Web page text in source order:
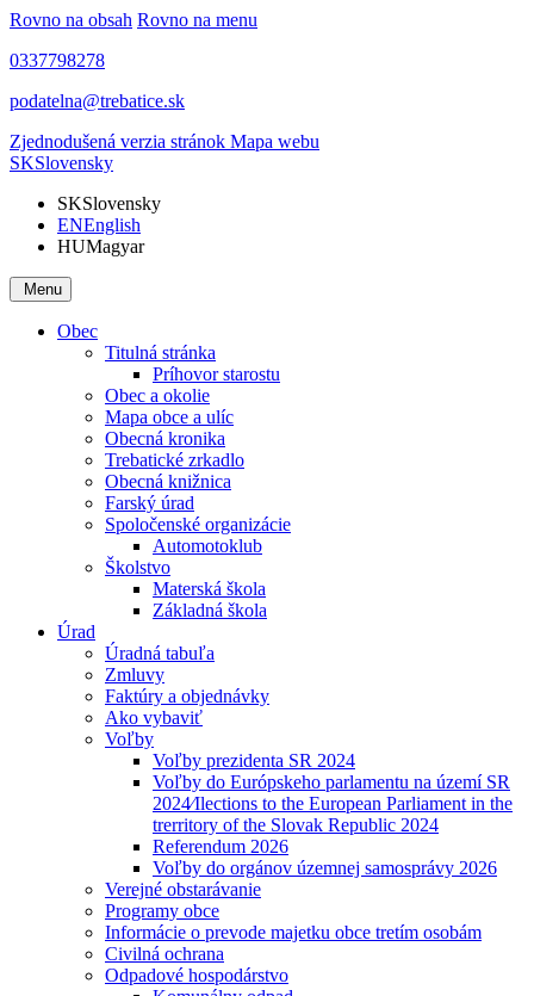
Rovno na obsah Rovno na menu
0337798278
podatelna@trebatice.sk
Zjednodušená verzia stránok Mapa webu
SKSlovensky
SKSlovensky
ENEnglish
HUMagyar
Menu
Obec
Titulná stránka
Príhovor starostu
Obec a okolie
Mapa obce a ulíc
Obecná kronika
Trebatické zrkadlo
Obecná knižnica
Farský úrad
Spoločenské organizácie
Automotoklub
Školstvo
Materská škola
Základná škola
Úrad
Úradná tabuľa
Zmluvy
Faktúry a objednávky
Ako vybaviť
Voľby
Voľby prezidenta SR 2024
Voľby do Európskeho parlamentu na území SR
2024⁄Ilections to the European Parliament in the
trerritory of the Slovak Republic 2024
Referendum 2026
Voľby do orgánov územnej samosprávy 2026
Verejné obstarávanie
Programy obce
Informácie o prevode majetku obce tretím osobám
Civilná ochrana
Odpadové hospodárstvo